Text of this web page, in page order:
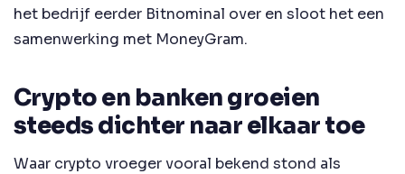
het bedrijf eerder Bitnominal over en sloot het een
samenwerking met MoneyGram.
Crypto en banken groeien
steeds dichter naar elkaar toe
Waar crypto vroeger vooral bekend stond als